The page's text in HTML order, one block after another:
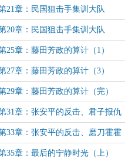
阅！）
21章：民国狙击手集训大队
1）
20章：民国狙击手集训大队
完）
25章：藤田芳政的算计（1）
27章：藤田芳政的算计（3）
29章：藤田芳政的算计（完）
31章：张安平的反击、君子报仇
隔夜（中）
33章：张安平的反击、磨刀霍霍
中二）
35章：最后的宁静时光（上）